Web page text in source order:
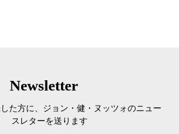
Newsletter
た方に、ジョン・健・ヌッツォのニュー
スレターを送ります